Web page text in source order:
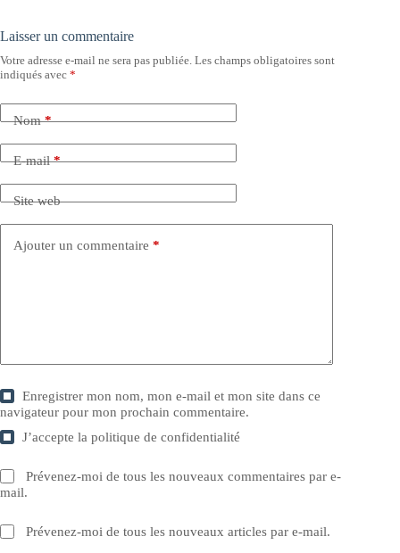
Laisser un commentaire
Votre adresse e-mail ne sera pas publiée. Les champs obligatoires sont
indiqués avec *
Nom*
E-mail*
Site web
Ajouter un commentaire *
Enregistrer mon nom, mon e-mail et mon site dans ce
navigateur pour mon prochain commentaire.
J’accepte lapolitique de confidentialité
Prévenez-moi de tous les nouveaux commentaires par e-
mail.
Prévenez-moi de tous les nouveaux articles par e-mail.